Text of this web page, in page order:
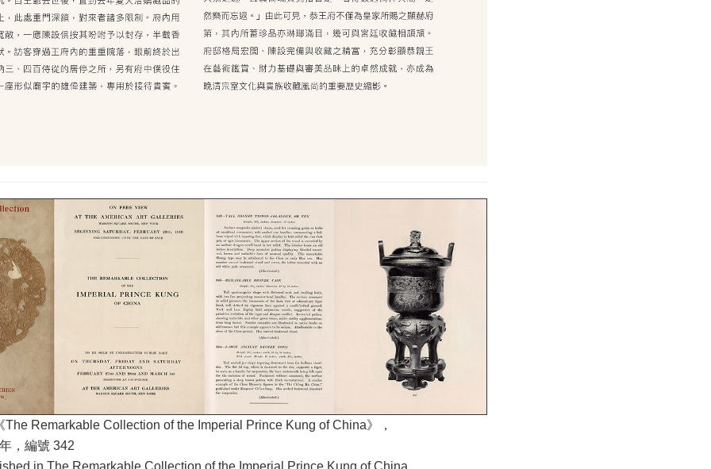
The Remarkable Collection of the Imperial Prince Kung of China》，
，編號 342
in The Remarkable Collection of the Imperial Prince Kung of China,